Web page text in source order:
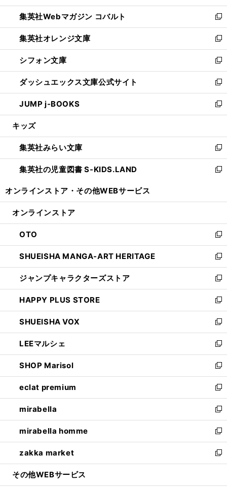
開
く
ウ
で
開
く
ン
ド
ウ
で
開
く
ウ
ィ
ン
ド
ウ
で
開
く
集英社Webマガジン コバルト
新
し
い
ウ
ィ
ン
ド
ウ
で
開
集英社オレンジ文庫
新
し
い
ウ
ィ
ン
ド
ウ
開
く
シフォン文庫
新
し
い
ウ
ィ
ン
ウ
で
開
く
ダッシュエックス文庫公式サイト
新
し
い
ウ
ン
ド
ウ
で
JUMP j-BOOKS
新
し
ウ
ィ
ン
ド
開
キッズ
集英社みらい文庫
新
し
い
ン
ウ
で
開
く
集英社の児童図書 S-KIDS.LAND
新
ウ
ン
ド
ウ
で
開
く
オンラインストア・ その他WEBサービス
オンラインストア
OTO
新
し
い
ウ
ィ
ン
ド
ウ
で
開
く
SHUEISHA MANGA-ART HERITAGE
新
し
い
ウ
ィ
ン
ド
ウ
で
開
く
ジャンプキャラクターズストア
新
し
い
ウ
ィ
ン
ド
ウ
で
開
く
HAPPY PLUS STORE
新
し
い
ウ
ィ
ン
ド
ウ
で
開
く
SHUEISHA VOX
新
し
い
ウ
ィ
ン
ド
ウ
で
開
く
LEEマルシェ
新
し
い
ウ
ィ
ン
ド
ウ
で
開
く
SHOP Marisol
新
し
い
ウ
ィ
ン
ド
ウ
で
開
eclat premium
新
し
い
ウ
ィ
ン
ド
ウ
開
mirabella
新
し
い
ウ
ィ
ン
ウ
mirabella homme
新
し
い
ウ
zakka market
新
し
その他WEBサービス